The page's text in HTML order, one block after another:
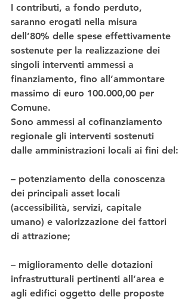
I contributi, a fondo perduto,
saranno erogati nella misura
dell’80% delle spese effettivamente
sostenute per la realizzazione dei
singoli interventi ammessi a
finanziamento, fino all’ammontare
massimo di euro 100.000,00 per
Comune.
Sono ammessi al cofinanziamento
regionale gli interventi sostenuti
dalle amministrazioni locali ai fini del:
– potenziamento della conoscenza
dei principali asset locali
(accessibilità, servizi, capitale
umano) e valorizzazione dei fattori
di attrazione;
– miglioramento delle dotazioni
infrastrutturali pertinenti all’area e
agli edifici oggetto delle proposte